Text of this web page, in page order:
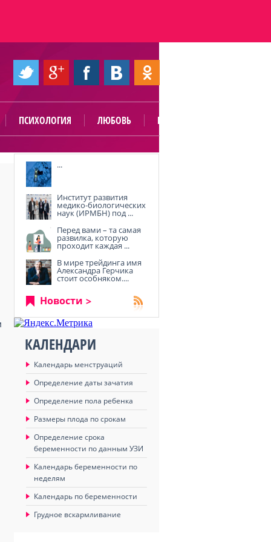
ПСИХОЛОГИЯ ЛЮБОВЬ ПОЛЕЗНО
...
Институт развития
медико-биологических
наук (ИРМБН) под ...
Перед вами – та самая
развилка, которую
проходит каждая ...
В мире трейдинга имя
Александра Герчика
стоит особняком....
Новости
КАЛЕНДАРИ
Календарь менструаций
Определение даты зачатия
Определение пола ребенка
Размеры плода по срокам
Определение срока
беременности по данным УЗИ
Календарь беременности по
неделям
Календарь по беременности
Грудное вскармливание